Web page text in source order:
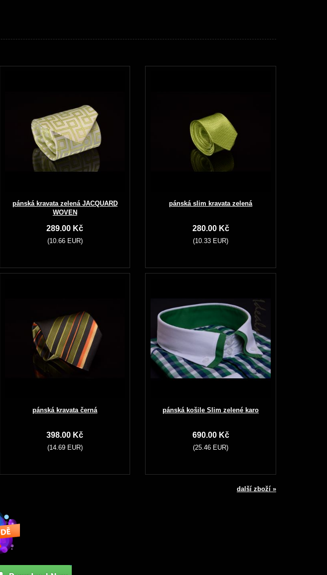
pánská kravata zelená JACQUARD
WOVEN
289.00 Kč
(10.66 EUR)
pánská slim kravata zelená
280.00 Kč
(10.33 EUR)
pánská kravata černá
398.00 Kč
(14.69 EUR)
pánská košile Slim zelené karo
690.00 Kč
(25.46 EUR)
další zboží »